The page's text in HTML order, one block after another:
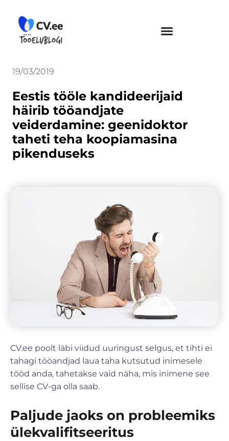
content
19/03/2019
Eestis tööle kandideerijaid
häirib tööandjate
veiderdamine: geenidoktor
taheti teha koopiamasina
pikenduseks
CV.ee poolt läbi viidud uuringust selgus, et tihti ei
tahagi tööandjad laua taha kutsutud inimesele
tööd anda, tahetakse vaid näha, mis inimene see
sellise CV-ga olla saab.
Paljude jaoks on probleemiks
ülekvalifitseeritus